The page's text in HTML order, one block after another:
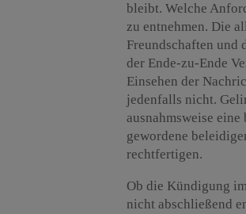
bleibt. Welche
zu entnehmen. Die
Freundschaften und
der Ende-zu-Ende
Einsehen der
jedenfalls nicht.
ausnahmsweise
gewordene
rechtfertigen.
Ob die Kündigung
nicht abschließend